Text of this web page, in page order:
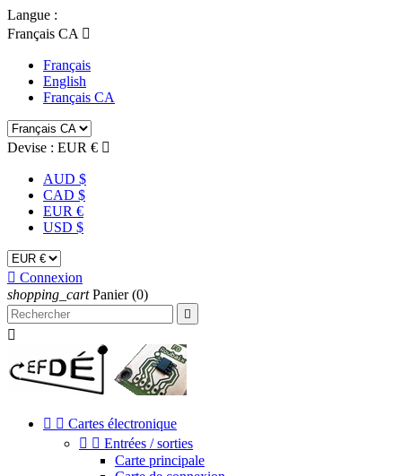
Langue :
Français CA 
Français
English
Français CA
Devise : EUR € 
AUD $
CAD $
EUR €
USD $
 Connexion
shopping_cart Panier (0)


  Cartes électronique
  Entrées / sorties
Carte principale